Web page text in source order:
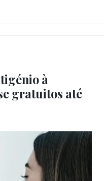
à
gratuitos até